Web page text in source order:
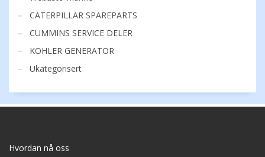
CATERPILLAR SPAREPARTS
CUMMINS SERVICE DELER
KOHLER GENERATOR
Ukategorisert
Hvordan nå oss